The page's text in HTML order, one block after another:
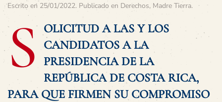
Escrito en 25/01/2022. Publicado en Derechos, Madre Tierra.
S OLICITUD A LAS Y LOS
CANDIDATOS A LA
PRESIDENCIA DE LA
REPÚBLICA DE COSTA RICA,
PARA QUE FIRMEN SU COMPROMISO